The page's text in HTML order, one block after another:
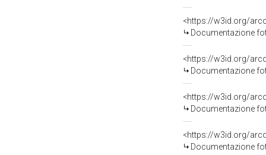
Documentazione
Documentazione
Documentazione
Documentazione